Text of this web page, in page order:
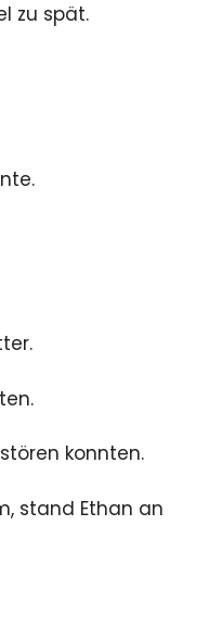
zu spät.
konnten.
stand Ethan an